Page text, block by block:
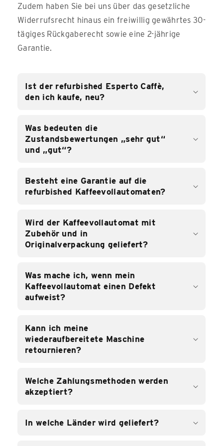
Zudem haben Sie bei uns über das gesetzliche
Widerrufsrecht hinaus ein freiwillig gewährtes 30-
tägiges Rückgaberecht sowie eine 2-jährige
Garantie.
Ist der refurbished Esperto Caffè,
den ich kaufe, neu?
Was bedeuten die
Zustandsbewertungen „sehr gut“
und „gut“?
Besteht eine Garantie auf die
refurbished Kaffeevollautomaten?
Wird der Kaffeevollautomat mit
Zubehör und in
Originalverpackung geliefert?
Was mache ich, wenn mein
Kaffeevollautomat einen Defekt
aufweist?
Kann ich meine
wiederaufbereitete Maschine
retournieren?
Welche Zahlungsmethoden werden
akzeptiert?
In welche Länder wird geliefert?